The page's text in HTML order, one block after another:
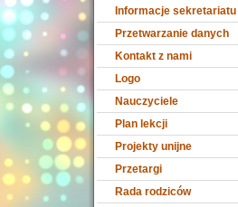
Informacje sekretariatu
Przetwarzanie danych
Kontakt z nami
Logo
Nauczyciele
Plan lekcji
Projekty unijne
Przetargi
Rada rodziców